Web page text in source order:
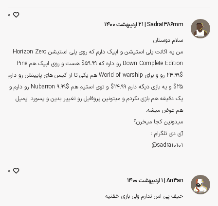
Sadra1386mm| ۲۱ اردیبهشت ۱۴۰۰
سلام دوستان
من یه اکانت پلی استیشن و اپیک دارم که روی پلی استیشن Horizon Zero
Down Complete Edition رو داره که ۵۹.۹۹$ هست و روی اپیک هم Pine
24.99$ رو و برای World of warship هم یکی تا از کیس های پایینش رو دارم
۲۵$ و یه بازی دیگه دارم ۱۴.۹۹$ و توی استیم هم Nubarron 9.99$ رو دارم و
یک دقیقه هم بازی نکردم و میتونین پروفایل رو تغییر بدین و پسورد ایمیل
هم عوض میشه.
میدونین کجا میخرن؟
آی دی تلگرام :
sadra10101@
0
An3an| ۱ اردیبهشت ۱۴۰۰
حیف پی اس ندارم ولی بازی خفنیه
0